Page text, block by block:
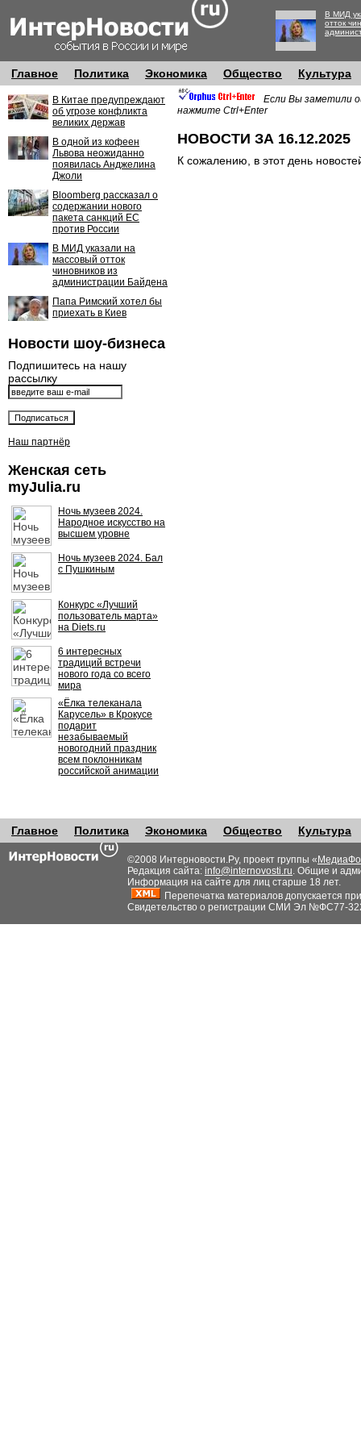
В МИД
отток
Главное Политика Экономика Общество Культура
В Китае предупреждают
об угрозе конфликта
великих держав
В одной из кофеен
Львова неожиданно
появилась Анджелина
Джоли
Bloomberg рассказал о
содержании нового
пакета санкций ЕС
против России
В МИД указали на
массовый отток
чиновников из
администрации Байдена
Папа Римский хотел бы
приехать в Киев
Новости шоу-бизнеса
Подпишитесь на нашу
рассылку
Наш партнёр
Женская сеть
myJulia.ru
Ночь музеев 2024.
Народное искусство на
высшем уровне
Ночь музеев 2024. Бал
с Пушкиным
Конкурс «Лучший
пользователь марта»
на Diets.ru
6 интересных
традиций встречи
нового года со всего
мира
«Ёлка телеканала
Карусель» в Крокусе
подарит
незабываемый
новогодний праздник
всем поклонникам
российской анимации
Если Вы заметили
нажмите Ctrl+Enter
НОВОСТИ ЗА 16.12.2025
К сожалению, в этот день
Главное Политика Экономика Общество Культура
©2008 Интерновости.Ру, проект группы «
Редакция сайта: info@internovosti.ru. Общие и
Информация на сайте для лиц старше 18 лет.
Перепечатка материалов допускается
Свидетельство о регистрации СМИ Эл №ФС77-